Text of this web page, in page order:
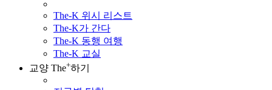
The-K 위시 리스트
The-K가 간다
The-K 동행 여행
The-K 교실
교양 The+하기